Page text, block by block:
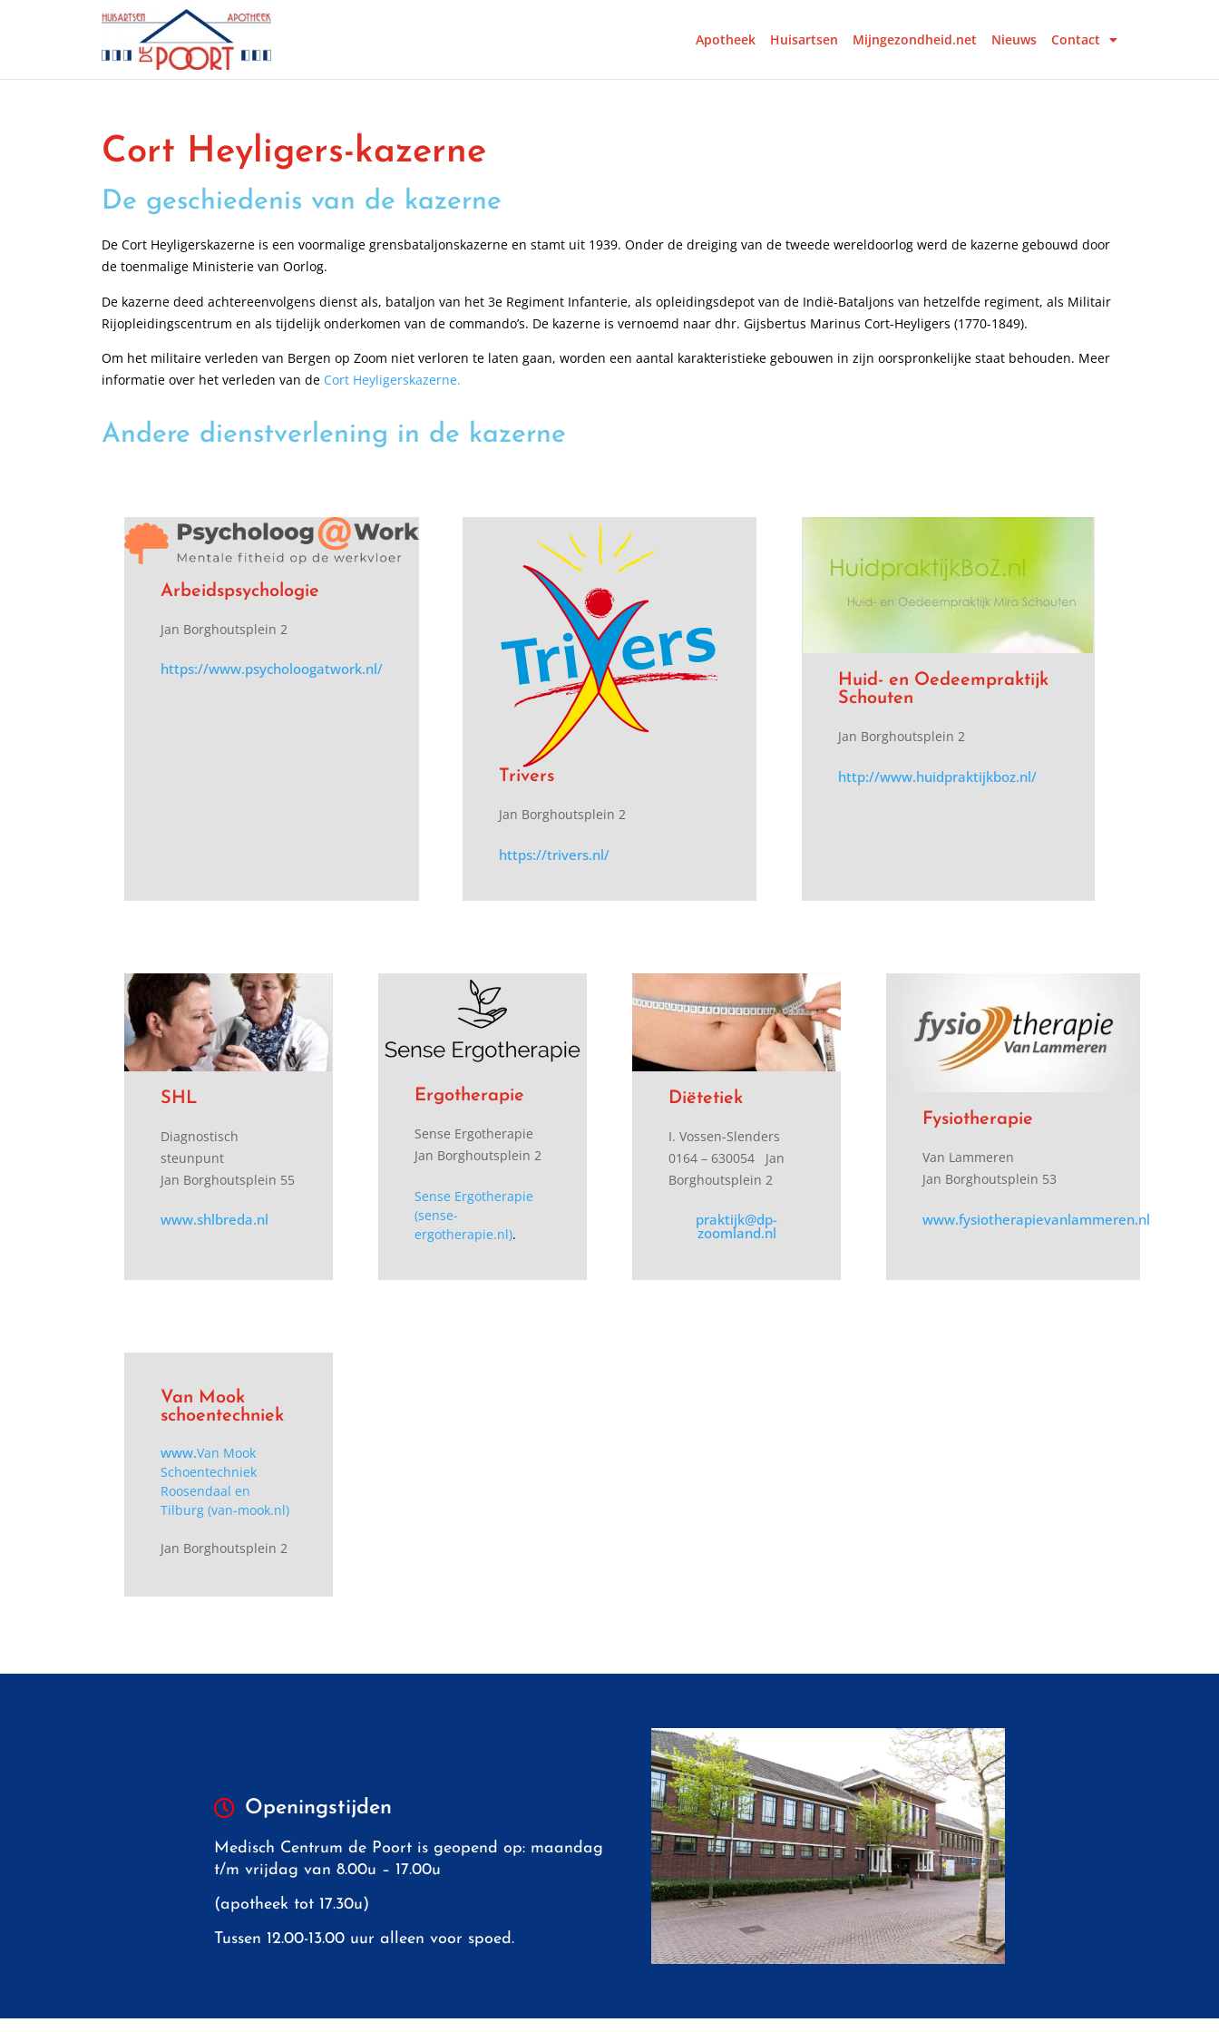
Apotheek Huisartsen Mijngezondheid.net Nieuws Contact
Cort Heyligers-kazerne
De geschiedenis van de kazerne
De Cort Heyligerskazerne is een voormalige grensbataljonskazerne en stamt uit 1939. Onder de dreiging van de tweede wereldoorlog werd de kazerne gebouwd door
de toenmalige Ministerie van Oorlog.
De kazerne deed achtereenvolgens dienst als, bataljon van het 3e Regiment Infanterie, als opleidingsdepot van de Indië-Bataljons van hetzelfde regiment, als Militair
Rijopleidingscentrum en als tijdelijk onderkomen van de commando’s. De kazerne is vernoemd naar dhr. Gijsbertus Marinus Cort-Heyligers (1770-1849).
Om het militaire verleden van Bergen op Zoom niet verloren te laten gaan, worden een aantal karakteristieke gebouwen in zijn oorspronkelijke staat behouden. Meer
informatie over het verleden van de Cort Heyligerskazerne.
Andere dienstverlening in de kazerne
Arbeidspsychologie
Jan Borghoutsplein 2
https://www.psycholoogatwork.nl/
Trivers
Jan Borghoutsplein 2
https://trivers.nl/
Huid- en Oedeempraktijk
Schouten
Jan Borghoutsplein 2
http://www.huidpraktijkboz.nl/
SHL
Diagnostisch
steunpunt
Jan Borghoutsplein 55
www.shlbreda.nl
Ergotherapie
Sense Ergotherapie
Jan Borghoutsplein 2
Sense Ergotherapie
(sense-
ergotherapie.nl).
Diëtetiek
I. Vossen-Slenders
0164 – 630054 Jan
Borghoutsplein 2
praktijk@dp-
zoomland.nl
Fysiotherapie
Van Lammeren
Jan Borghoutsplein 53
www.fysiotherapievanlammeren.nl
Van Mook
schoentechniek
www.Van Mook
Schoentechniek
Roosendaal en
Tilburg (van-mook.nl)
Jan Borghoutsplein 2
Openingstijden
Medisch Centrum de Poort is geopend op: maandag
t/m vrijdag van 8.00u – 17.00u
(apotheek tot 17.30u)
Tussen 12.00-13.00 uur alleen voor spoed.